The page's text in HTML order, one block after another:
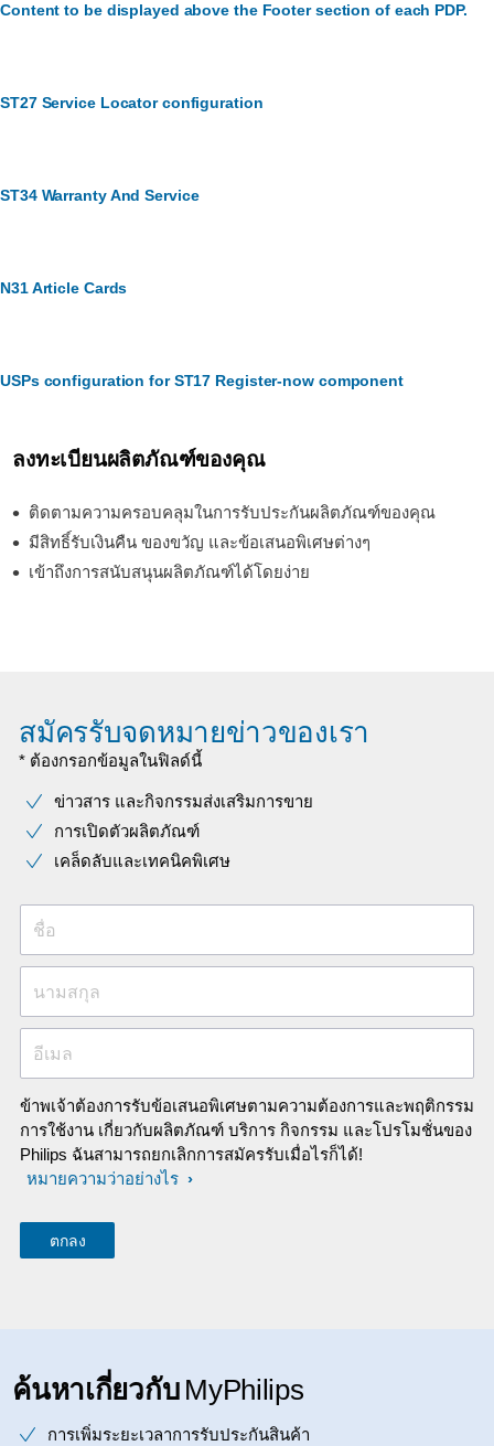
Content to be displayed above the Footer section of each PDP.
ST27 Service Locator configuration
ST34 Warranty And Service
N31 Article Cards
USPs configuration for ST17 Register-now component
ลงทะเบียนผลิตภัณฑ์ของคุณ
ติดตามความครอบคลุมในการรับประกันผลิตภัณฑ์ของคุณ
มีสิทธิ์รับเงินคืน ของขวัญ และข้อเสนอพิเศษต่างๆ
เข้าถึงการสนับสนุนผลิตภัณฑ์ได้โดยง่าย
สมัครรับจดหมายข่าวของเรา
* ต้องกรอกข้อมูลในฟิลด์นี้
ข่าวสาร และกิจกรรมส่งเสริมการขาย
การเปิดตัวผลิตภัณฑ์
เคล็ดลับและเทคนิคพิเศษ
ชื่อ
นามสกุล
อีเมล
ข้าพเจ้าต้องการรับข้อเสนอพิเศษตามความต้องการและพฤติกรรม
การใช้งาน เกี่ยวกับผลิตภัณฑ์ บริการ กิจกรรม และโปรโมชั่นของ
Philips ฉันสามารถยกเลิกการสมัครรับเมื่อไรก็ได้!
หมายความว่าอย่างไร
ค้นหาเกี่ยวกับ MyPhilips
การเพิ่มระยะเวลาการรับประกันสินค้า